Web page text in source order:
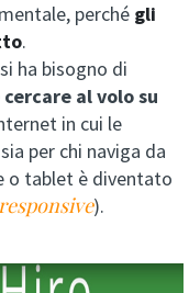
perché gli
.
ha bisogno di
al volo su
in cui le
per chi naviga da
o tablet è diventato
).